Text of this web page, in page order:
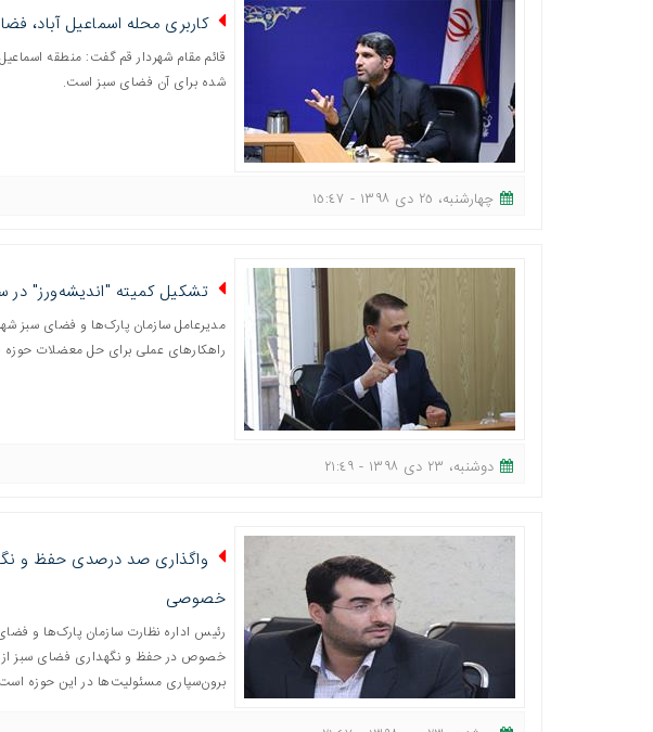
کاربری محله اسماعیل آباد،
شده برای آن فضای سبز است.
چهارشنبه، ٢٥ دی ١٣٩٨ - ١٥:٤٧
تشکیل کمیته "اندیشه‌ورز" در
مدیرعامل سازمان پارک‌ها و فضای سبز
راهکارهای عملی برای حل معضلات
دوشنبه، ٢٣ دی ١٣٩٨ - ٢١:٤٩
خصوصی
برون‌سپاری مسئولیت‌ها در این حوزه